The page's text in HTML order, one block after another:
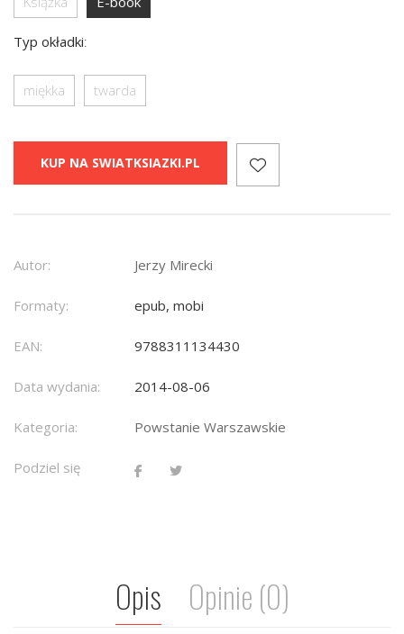
Typ okładki:
miękka twarda
KUP NA SWIATKSIAZKI.PL
Autor: Jerzy Mirecki
Formaty: epub, mobi
EAN: 9788311134430
Data wydania: 2014-08-06
Kategoria: Powstanie Warszawskie
Podziel się
Opis Opinie (0)